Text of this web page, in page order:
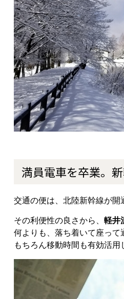
満員電車を卒業。
交通の便は、北陸新幹線が
その利便性の良さから、 軽井
何よりも、落ち着いて座って
もちろん移動時間も有効活用